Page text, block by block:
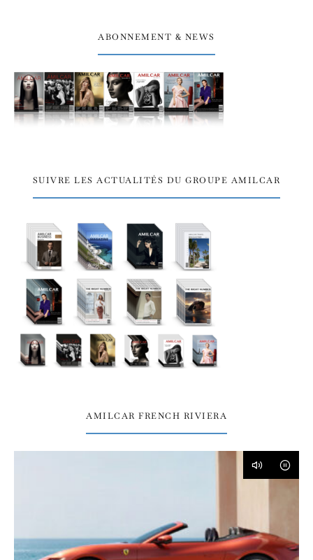
ABONNEMENT & NEWS
SUIVRE LES ACTUALITÉS DU GROUPE AMILCAR
AMILCAR FRENCH RIVIERA